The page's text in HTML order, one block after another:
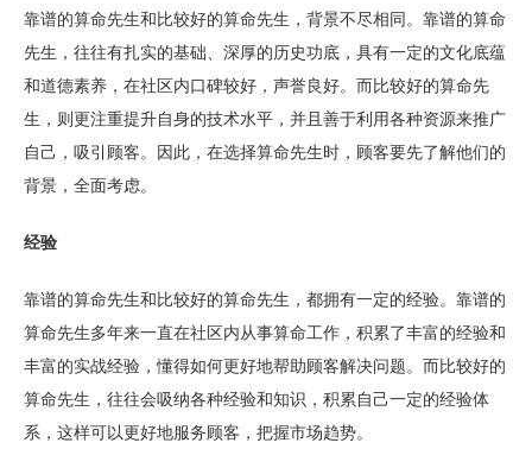
星座
靠谱的算命先生和比较好的算命先生，背景不尽相同。靠谱的算命
先生，往往有扎实的基础、深厚的历史功底，具有一定的文化底蕴
和道德素养，在社区内口碑较好，声誉良好。而比较好的算命先
生，则更注重提升自身的技术水平，并且善于利用各种资源来推广
自己，吸引顾客。因此，在选择算命先生时，顾客要先了解他们的
背景，全面考虑。
经验
靠谱的算命先生和比较好的算命先生，都拥有一定的经验。靠谱的
算命先生多年来一直在社区内从事算命工作，积累了丰富的经验和
丰富的实战经验，懂得如何更好地帮助顾客解决问题。而比较好的
算命先生，往往会吸纳各种经验和知识，积累自己一定的经验体
系，这样可以更好地服务顾客，把握市场趋势。